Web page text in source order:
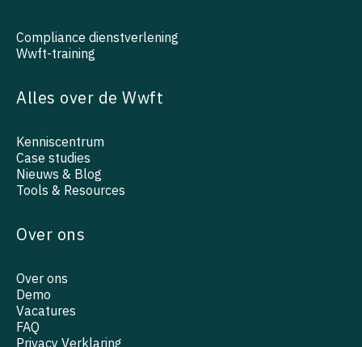
Compliance dienstverlening
Wwft-training
Alles over de Wwft
Kenniscentrum
Case studies
Nieuws & Blog
Tools & Resources
Over ons
Over ons
Demo
Vacatures
FAQ
Privacy Verklaring